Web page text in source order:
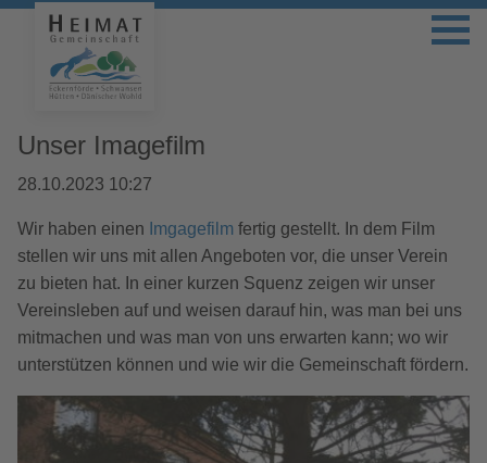
Unser Imagefilm
28.10.2023 10:27
Wir haben einen Imgagefilm fertig gestellt. In dem Film
stellen wir uns mit allen Angeboten vor, die unser Verein
zu bieten hat. In einer kurzen Squenz zeigen wir unser
Vereinsleben auf und weisen darauf hin, was man bei uns
mitmachen und was man von uns erwarten kann; wo wir
unterstützen können und wie wir die Gemeinschaft fördern.